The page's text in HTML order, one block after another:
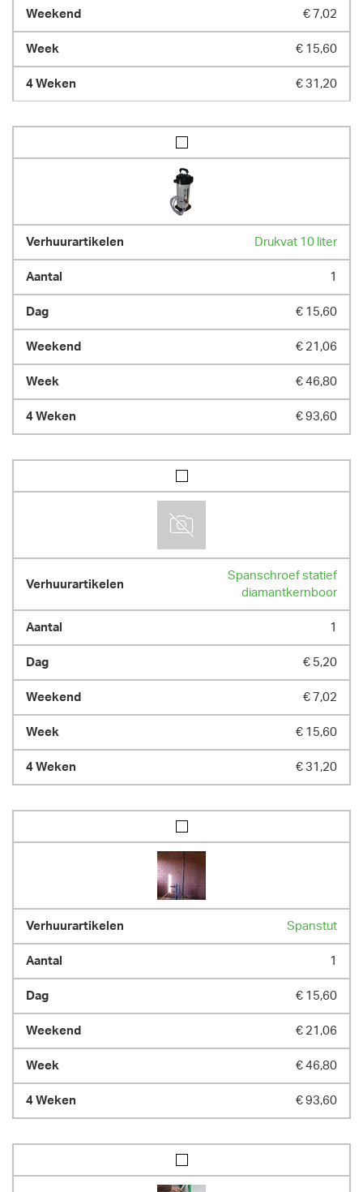
€ 7,02
€ 15,60
€ 31,20
Drukvat 10 liter
1
€ 15,60
€ 21,06
€ 46,80
€ 93,60
Spanschroef statief
diamantkernboor
1
€ 5,20
€ 7,02
€ 15,60
€ 31,20
Spanstut
1
€ 15,60
€ 21,06
€ 46,80
€ 93,60